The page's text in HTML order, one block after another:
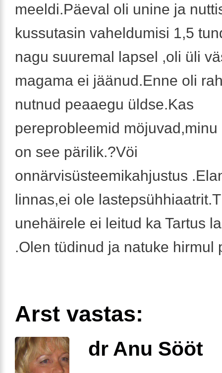
meeldi.Päeval oli unine ja
kussutasin vaheldumisi 1,5
nagu suuremal lapsel ,oli üli
magama ei jäänud.Enne oli
nutnud peaaegu üldse.Kas
pereprobleemid
on see pärilik.?Vöi
onnärvisüsteemikahjustus
linnas,ei ole
unehäirele ei leitud ka Tartus
.Olen tüdinud ja natuke hirmul
Arst vastas:
dr Anu Sööt